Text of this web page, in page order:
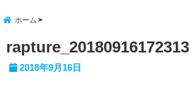
ホーム
rapture_20180916172313
2018年9月16日